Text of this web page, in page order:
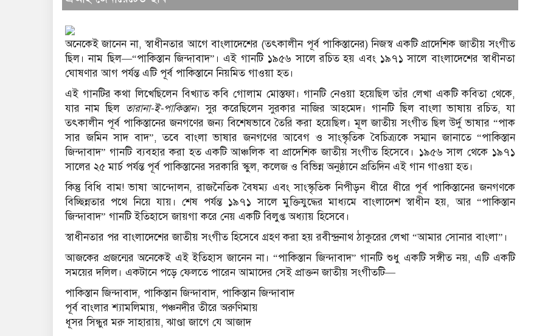
অনেকেই জানেন না, স্বাধীনতার আগে বাংলাদেশের (তৎকালীন পূর্ব পাকিস্তানের) নিজস্ব একটি প্রাদেশিক জাতীয় সংগীত
ছিল। নাম ছিল—“পাকিস্তান জিন্দাবাদ”। এই গানটি ১৯৫৬ সালে রচিত হয় এবং ১৯৭১ সালে বাংলাদেশের স্বাধীনতা
ঘোষণার আগ পর্যন্ত এটি পূর্ব পাকিস্তানে নিয়মিত গাওয়া হত।
এই গানটির কথা লিখেছিলেন বিখ্যাত কবি গোলাম মোস্তফা। গানটি নেওয়া হয়েছিল তাঁর লেখা একটি কবিতা থেকে,
যার নাম ছিল তারানা-ই-পাকিস্তান। সুর করেছিলেন সুরকার নাজির আহমেদ। গানটি ছিল বাংলা ভাষায় রচিত, যা
তৎকালীন পূর্ব পাকিস্তানের জনগণের জন্য বিশেষভাবে তৈরি করা হয়েছিল। মূল জাতীয় সংগীত ছিল উর্দু ভাষার “পাক
সার জমিন সাদ বাদ”, তবে বাংলা ভাষার জনগণের আবেগ ও সাংস্কৃতিক বৈচিত্র্যকে সম্মান জানাতে “পাকিস্তান
জিন্দাবাদ” গানটি ব্যবহার করা হত একটি আঞ্চলিক বা প্রাদেশিক জাতীয় সংগীত হিসেবে। ১৯৫৬ সাল থেকে ১৯৭১
সালের ২৫ মার্চ পর্যন্ত পূর্ব পাকিস্তানের সরকারি স্কুল, কলেজ ও বিভিন্ন অনুষ্ঠানে প্রতিদিন এই গান গাওয়া হত।
কিন্তু বিধি বাম! ভাষা আন্দোলন, রাজনৈতিক বৈষম্য এবং সাংস্কৃতিক নিপীড়ন ধীরে ধীরে পূর্ব পাকিস্তানের জনগণকে
বিচ্ছিন্নতার পথে নিয়ে যায়। শেষ পর্যন্ত ১৯৭১ সালে মুক্তিযুদ্ধের মাধ্যমে বাংলাদেশ স্বাধীন হয়, আর “পাকিস্তান
জিন্দাবাদ” গানটি ইতিহাসে জায়গা করে নেয় একটি বিলুপ্ত অধ্যায় হিসেবে।
স্বাধীনতার পর বাংলাদেশের জাতীয় সংগীত হিসেবে গ্রহণ করা হয় রবীন্দ্রনাথ ঠাকুরের লেখা “আমার সোনার বাংলা”।
আজকের প্রজন্মের অনেকেই এই ইতিহাস জানেন না। “পাকিস্তান জিন্দাবাদ” গানটি শুধু একটি সঙ্গীত নয়, এটি একটি
সময়ের দলিল। একটানে পড়ে ফেলতে পারেন আমাদের সেই প্রাক্তন জাতীয় সংগীতটি—
পাকিস্তান জিন্দাবাদ, পাকিস্তান জিন্দাবাদ, পাকিস্তান জিন্দাবাদ
পূর্ব বাংলার শ্যামলিমায়, পঞ্চনদীর তীরে অরুণিমায়
ধূসর সিন্ধুর মরু সাহারায়, ঝাণ্ডা জাগে যে আজাদ